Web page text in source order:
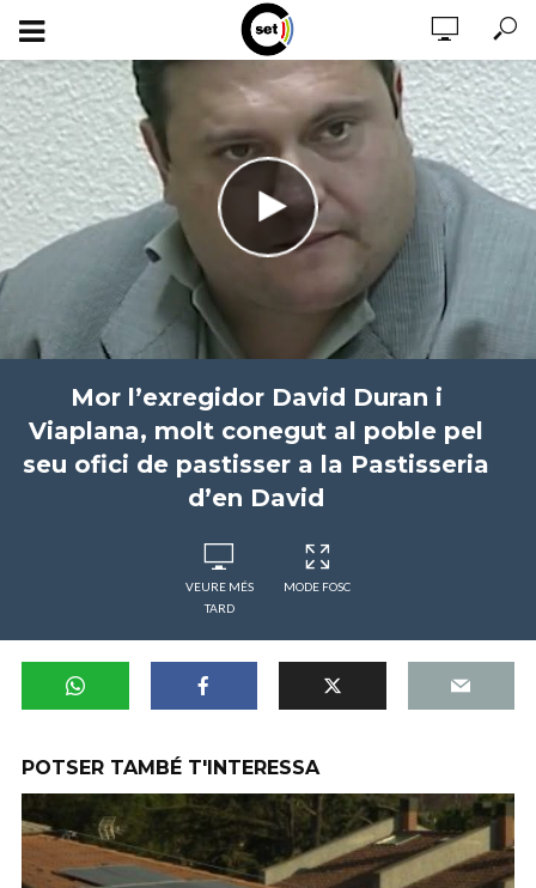
Mor l’exregidor David Duran i
Viaplana, molt conegut al poble pel
seu ofici de pastisser a la Pastisseria
d’en David
VEURE MÉS
TARD
MODE FOSC
POTSER TAMBÉ T'INTERESSA